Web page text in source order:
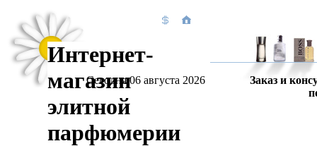
Интернет-
магазин
элитной
парфюмерии
Сегодня 06 августа 2026
Заказ и